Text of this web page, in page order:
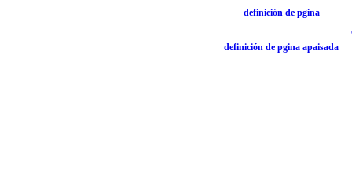
definición de pgina
definición de pgina apaisada